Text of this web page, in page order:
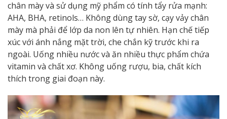
chân mày và sử dụng mỹ phẩm có tính tẩy rửa mạnh:
AHA, BHA, retinols… Không dùng tay sờ, cạy vảy chân
mày mà phải để lớp da non lên tự nhiên. Hạn chế tiếp
xúc với ánh nắng mặt trời, che chắn kỹ trước khi ra
ngoài. Uống nhiều nước và ăn nhiều thực phẩm chứa
vitamin và chất xơ. Không uống rượu, bia, chất kích
thích trong giai đoạn này.